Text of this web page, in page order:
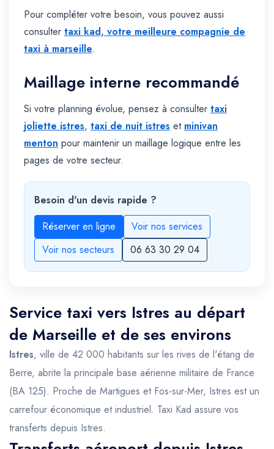
Pour compléter votre besoin, vous pouvez aussi
consulter taxi kad, votre meilleure compagnie de
taxi à marseille.
Maillage interne recommandé
Si votre planning évolue, pensez à consulter taxi
joliette istres, taxi de nuit istres et minivan
menton pour maintenir un maillage logique entre les
pages de votre secteur.
Besoin d'un devis rapide ?
Réserver en ligne
Voir nos services
Voir nos secteurs
06 63 30 29 04
Service taxi vers Istres au départ
de Marseille et de ses environs
Istres, ville de 42 000 habitants sur les rives de l'étang de
Berre, abrite la principale base aérienne militaire de France
(BA 125). Proche de Martigues et Fos-sur-Mer, Istres est un
carrefour économique et industriel. Taxi Kad assure vos
transferts depuis Istres.